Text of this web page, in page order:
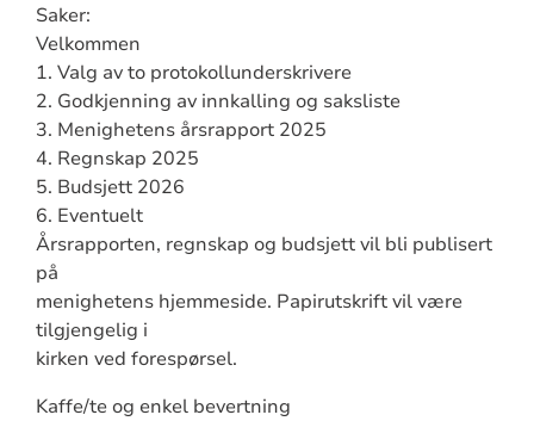
Saker:
Velkommen
1. Valg av to protokollunderskrivere
2. Godkjenning av innkalling og saksliste
3. Menighetens årsrapport 2025
4. Regnskap 2025
5. Budsjett 2026
6. Eventuelt
Årsrapporten, regnskap og budsjett vil bli publisert
på
menighetens hjemmeside. Papirutskrift vil være
tilgjengelig i
kirken ved forespørsel.
Kaffe/te og enkel bevertning